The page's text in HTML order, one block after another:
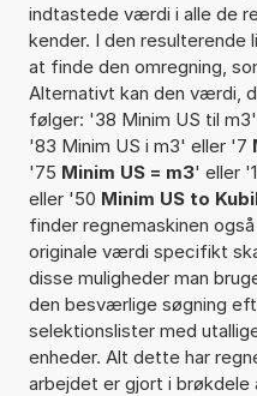
indtastede værdi i alle de
kender. I den resulterende
at finde den omregning,
Alternativt kan den værdi,
følger: '38 Minim US til
'83 Minim US i m3' eller '7
'75 Minim US = m3' eller
eller '50 Minim US to
finder regnemaskinen
originale værdi specifikt
disse muligheder man
den besværlige søgning
selektionslister med
enheder. Alt dette har
arbejdet er gjort i brøkdele